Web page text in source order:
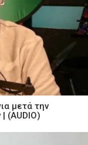
μετά την
(AUDIO)